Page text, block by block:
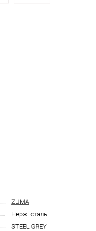
ZUMA
Нерж. сталь
STEEL GREY